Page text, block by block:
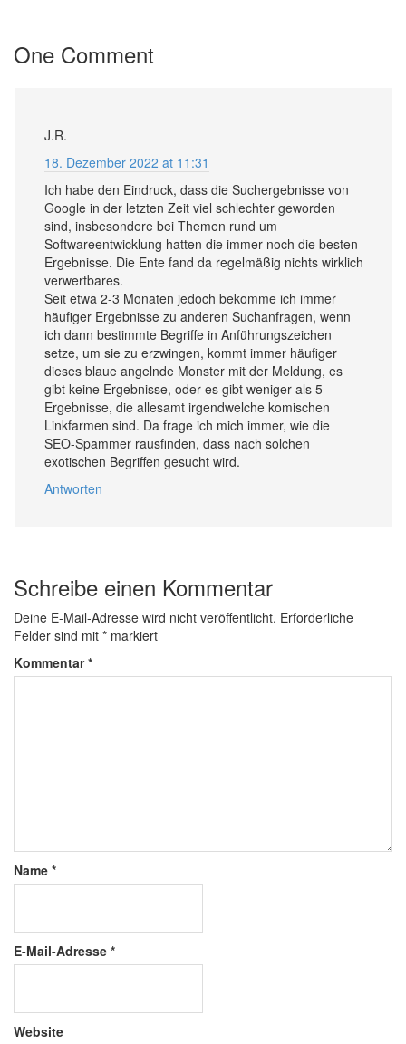
One Comment
J.R.
18. Dezember 2022 at 11:31
Ich habe den Eindruck, dass die Suchergebnisse von
Google in der letzten Zeit viel schlechter geworden
sind, insbesondere bei Themen rund um
Softwareentwicklung hatten die immer noch die besten
Ergebnisse. Die Ente fand da regelmäßig nichts wirklich
verwertbares.
Seit etwa 2-3 Monaten jedoch bekomme ich immer
häufiger Ergebnisse zu anderen Suchanfragen, wenn
ich dann bestimmte Begriffe in Anführungszeichen
setze, um sie zu erzwingen, kommt immer häufiger
dieses blaue angelnde Monster mit der Meldung, es
gibt keine Ergebnisse, oder es gibt weniger als 5
Ergebnisse, die allesamt irgendwelche komischen
Linkfarmen sind. Da frage ich mich immer, wie die
SEO-Spammer rausfinden, dass nach solchen
exotischen Begriffen gesucht wird.
Antworten
Schreibe einen Kommentar
Deine E-Mail-Adresse wird nicht veröffentlicht. Erforderliche
Felder sind mit * markiert
Kommentar*
Name *
E-Mail-Adresse *
Website